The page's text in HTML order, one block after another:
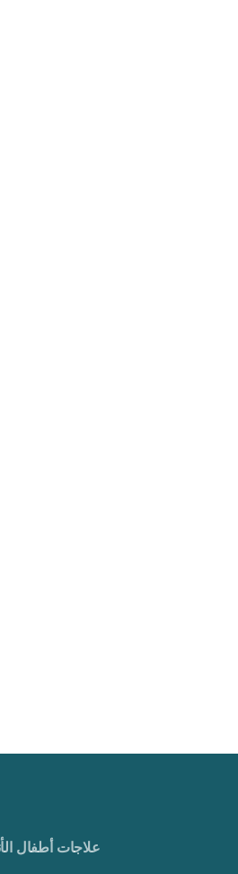
علاجات أطفال